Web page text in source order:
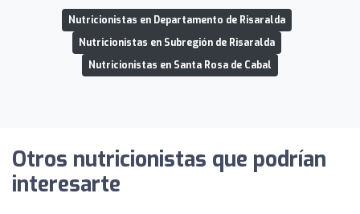
Nutricionistas en Departamento de Risaralda
Nutricionistas en Subregión de Risaralda
Nutricionistas en Santa Rosa de Cabal
Otros nutricionistas que podrían
interesarte